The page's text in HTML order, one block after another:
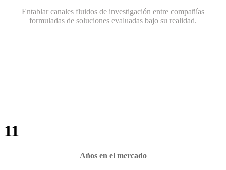
Entablar canales fluidos de investigación entre compañías
formuladas de soluciones evaluadas bajo su realidad.
11
Años en el mercado